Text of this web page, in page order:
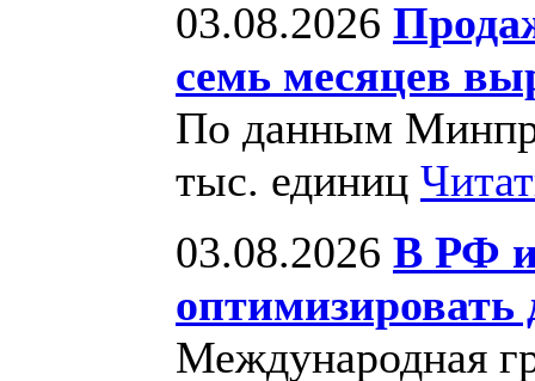
03.08.2026
семь месяцев
По данным
тыс. единиц
03.08.2026 В РФ
оптимизировать
Международная